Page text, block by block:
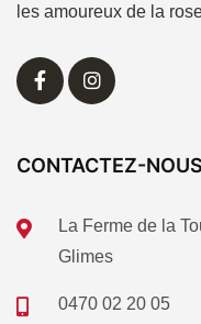
les amoureux de la
CONTACTEZ-NOUS
La Ferme de la
Glimes
0470 02 20 05